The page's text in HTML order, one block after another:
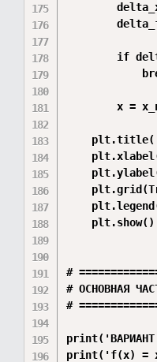
if
x =
    plt.show()
#
# ОСНОВНАЯ
#
print('f(x) =